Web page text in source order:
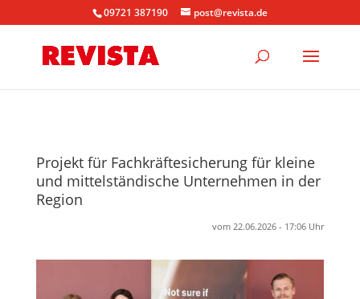
09721 387190 post@revista.de
Projekt für Fachkräftesicherung für kleine
und mittelständische Unternehmen in der
Region
vom 22.06.2026 - 17:06 Uhr